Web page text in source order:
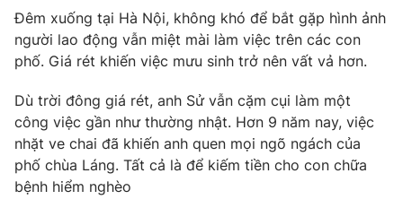
Câu chuyện quốc tế
Tài chính
Thị trường
Dữ liệu và đời sống
Phim VTV
Hậu trường
Nhân vật
Giải trí
Điện ảnh
Đời sống
Đêm xuống tại Hà Nội, không khó để bắt gặp hình ảnh
người lao động vẫn miệt mài làm việc trên các con
phố. Giá rét khiến việc mưu sinh trở nên vất vả hơn.
Dù trời đông giá rét, anh Sử vẫn cặm cụi làm một
công việc gần như thường nhật. Hơn 9 năm nay, việc
nhặt ve chai đã khiến anh quen mọi ngõ ngách của
phố chùa Láng. Tất cả là để kiếm tiền cho con chữa
bệnh hiểm nghèo